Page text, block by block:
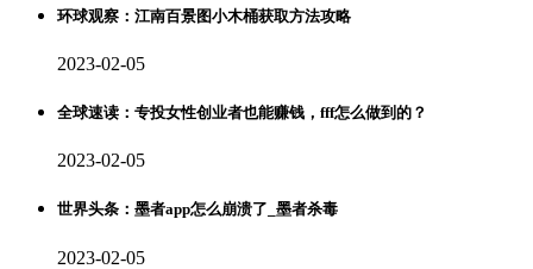
环球观察：江南百景图小木桶获取方法攻略
2023-02-05
全球速读：专投女性创业者也能赚钱，fff怎么做到的？
2023-02-05
世界头条：墨者app怎么崩溃了_墨者杀毒
2023-02-05